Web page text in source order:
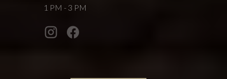
1 PM - 3 PM